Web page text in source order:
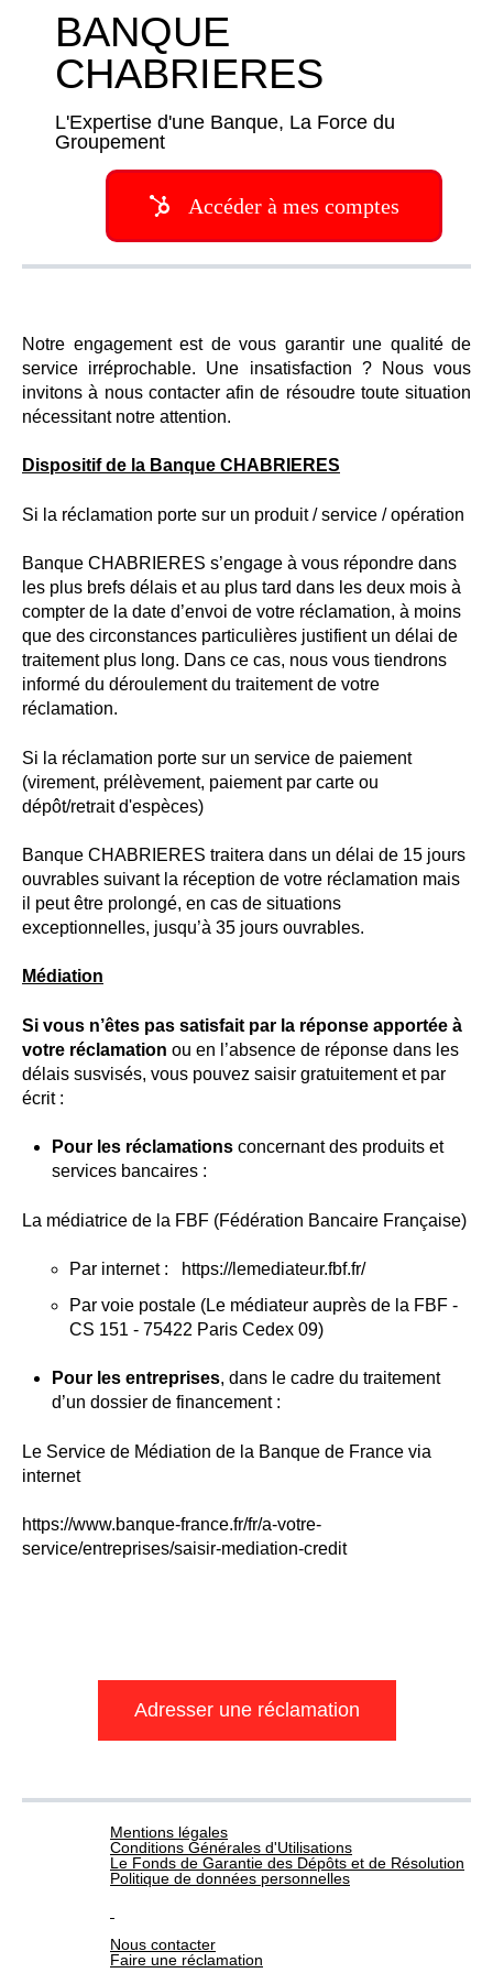
BANQUE
CHABRIERES
L'Expertise d'une Banque, La Force du
Groupement
Accéder à mes comptes
Notre engagement est de vous garantir une qualité de
service irréprochable. Une insatisfaction ? Nous vous
invitons à nous contacter afin de résoudre toute situation
nécessitant notre attention.
Dispositif de la Banque CHABRIERES
Si la réclamation porte sur un produit / service / opération
Banque CHABRIERES s’engage à vous répondre dans
les plus brefs délais et au plus tard dans les deux mois à
compter de la date d’envoi de votre réclamation, à moins
que des circonstances particulières justifient un délai de
traitement plus long. Dans ce cas, nous vous tiendrons
informé du déroulement du traitement de votre
réclamation.
Si la réclamation porte sur un service de paiement
(virement, prélèvement, paiement par carte ou
dépôt/retrait d'espèces)
Banque CHABRIERES traitera dans un délai de 15 jours
ouvrables suivant la réception de votre réclamation mais
il peut être prolongé, en cas de situations
exceptionnelles, jusqu’à 35 jours ouvrables.
Médiation
Si vous n’êtes pas satisfait par la réponse apportée à
votre réclamation ou en l’absence de réponse dans les
délais susvisés, vous pouvez saisir gratuitement et par
écrit :
Pour les réclamations concernant des produits et
services bancaires :
La médiatrice de la FBF (Fédération Bancaire Française)
Par internet :
https://lemediateur.fbf.fr/
Par voie postale (Le médiateur auprès de la FBF -
CS 151 - 75422 Paris Cedex 09)
Pour les entreprises, dans le cadre du traitement
d’un dossier de financement :
Le Service de Médiation de la Banque de France via
internet
https://www.banque-france.fr/fr/a-votre-
service/entreprises/saisir-mediation-credit
Adresser une réclamation
Mentions légales
Conditions Générales d'Utilisations
Le Fonds de Garantie des Dépôts et de Résolution
Politique de données personnelles
Nous contacter
Faire une réclamation